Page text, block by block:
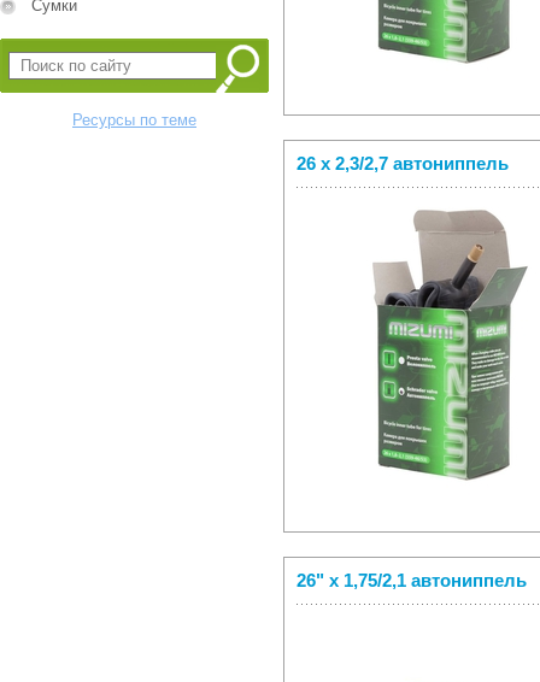
Сумки
Ресурсы по теме
26 x 2,3/2,7 автониппель
26" x 1,75/2,1 автониппель